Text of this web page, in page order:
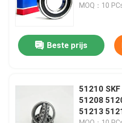
Gevallen
Spits Rollager
Sferisch Rollager
MOQ：10
Beste prijs
51210
51208
51213